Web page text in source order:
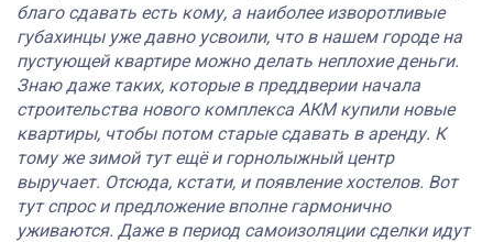
благо сдавать есть кому, а наиболее изворотливые
губахинцы уже давно усвоили, что в нашем городе на
пустующей квартире можно делать неплохие деньги.
Знаю даже таких, которые в преддверии начала
строительства нового комплекса АКМ купили новые
квартиры, чтобы потом старые сдавать в аренду. К
тому же зимой тут ещё и горнолыжный центр
выручает. Отсюда, кстати, и появление хостелов. Вот
тут спрос и предложение вполне гармонично
уживаются. Даже в период самоизоляции сделки идут